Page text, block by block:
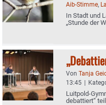
Aib-Stimme,
In Stadt und
„Stunde der
Von Tanja
13:45 |
Luitpold-
debattiert“ teil